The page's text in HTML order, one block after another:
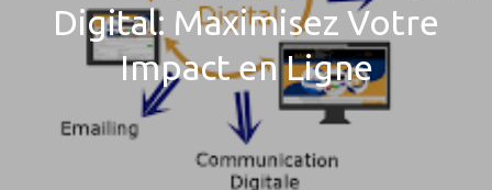
Digital: Maximisez Votre
Impact en Ligne